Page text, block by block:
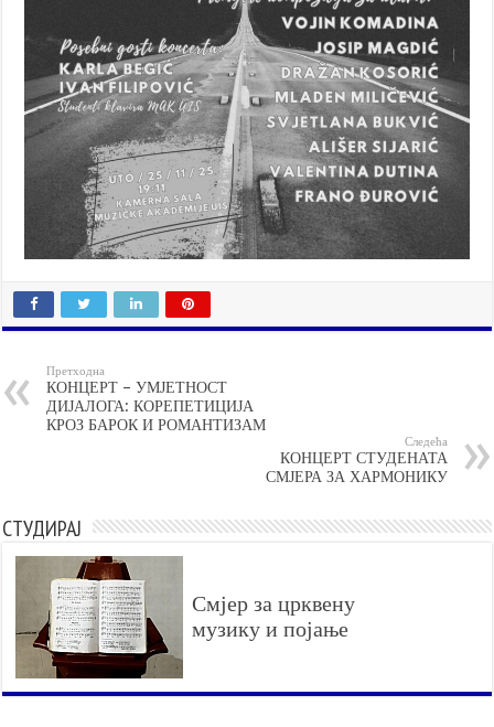
Претходна
КОНЦЕРТ – УМЈЕТНОСТ
ДИЈАЛОГА: КОРЕПЕТИЦИЈА
КРОЗ БАРОК И РОМАНТИЗАМ
Следећа
КОНЦЕРТ СТУДЕНАТА
СМЈЕРА ЗА ХАРМОНИКУ
СТУДИРАЈ
Смјер за црквену
музику и појање